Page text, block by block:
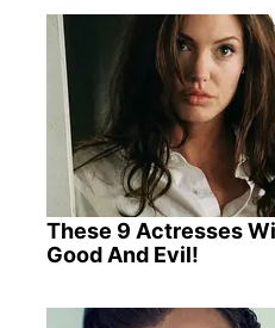
These 9 Actresses
Good And Evil!